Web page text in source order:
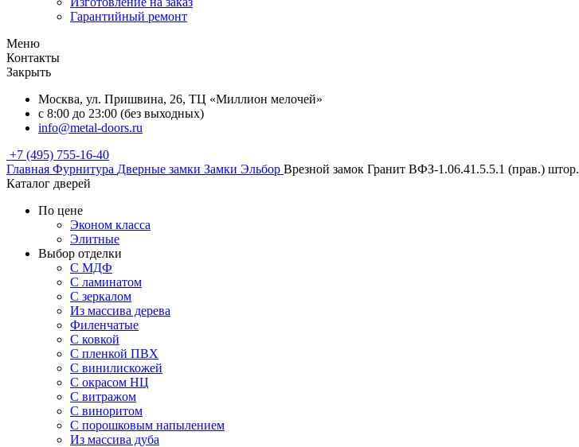
Гарантийный ремонт
Меню
Контакты
Закрыть
Москва, ул. Пришвина, 26, ТЦ «Миллион мелочей»
с 8:00 до 23:00 (без выходных)
info@metal-doors.ru
+7 (495) 755-16-40
Главная Фурнитура Дверные замки Замки Эльбор Врезной замок Гранит ВФЗ-1.06.41.5.5.1 (прав.) штор.
Каталог дверей
По цене
Эконом класса
Элитные
Выбор отделки
С МДФ
С ламинатом
С зеркалом
Из массива дерева
Филенчатые
С ковкой
С пленкой ПВХ
С винилискожей
С окрасом НЦ
С витражом
С виноритом
С порошковым напылением
Из массива дуба